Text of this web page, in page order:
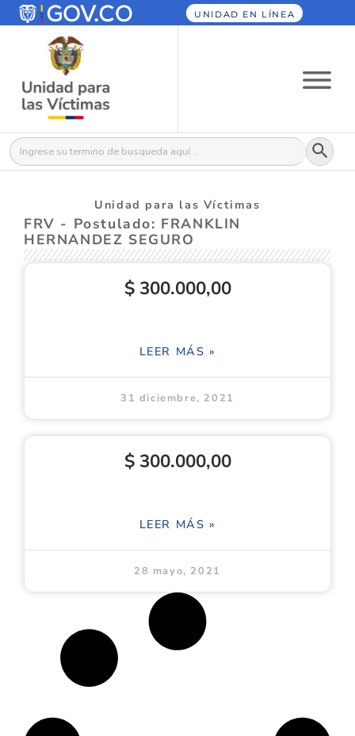
UNIDAD EN LÍNEA
Buscar: Botón
Unidad para las Víctimas
FRV - Postulado: FRANKLIN
HERNANDEZ SEGURO
$ 300.000,00
LEER MÁS »
31 diciembre, 2021
$ 300.000,00
LEER MÁS »
28 mayo, 2021